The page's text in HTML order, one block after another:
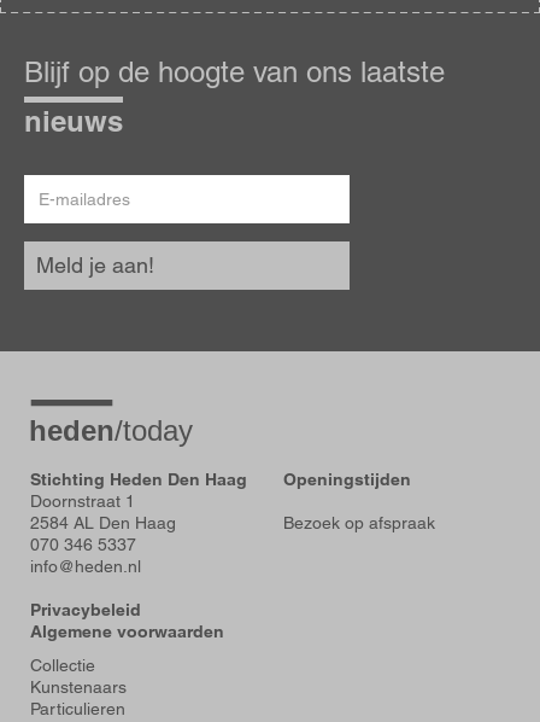
op
de
hoogte
Blijf op de hoogte van ons laatste
nieuws
mailadres
Meld je aan!
Stichting Heden Den Haag
Doornstraat 1
2584 AL Den Haag
070 346 5337
info@heden.nl
Privacybeleid
Algemene voorwaarden
Openingstijden
Bezoek op afspraak
Voet
Collectie
Kunstenaars
Particulieren